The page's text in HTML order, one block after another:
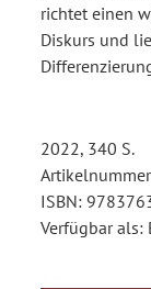
richtet einen
Diskurs und
2022, 340 S.
ISBN:
Verfügbar als: